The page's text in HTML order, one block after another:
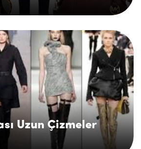
Uzun Çizmeler